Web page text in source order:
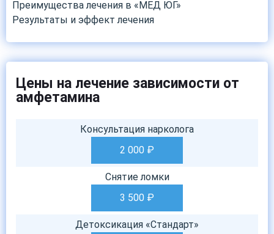
Преимущества лечения в «МЕД ЮГ»
Результаты и эффект лечения
Цены на лечение зависимости от
амфетамина
Консультация нарколога
2 000 ₽
Снятие ломки
3 500 ₽
Детоксикация «Стандарт»